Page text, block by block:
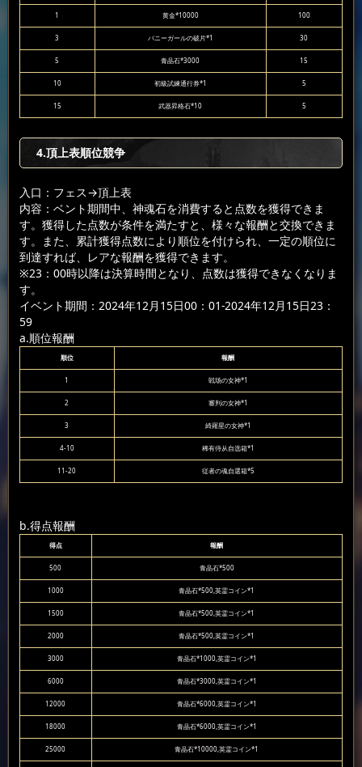
1 黄金*10000 100
3 バニーガールの破片*1 30
5 青晶石*3000 15
10 初級試練通行券*1 5
15 武器昇格石*10 5
4.頂上表順位競争
入口：フェス→頂上表
内容：ベント期間中、神魂石を消費すると点数を獲得できま
す。獲得した点数が条件を満たすと、様々な報酬と交換できま
す。また、累計獲得点数により順位を付けられ、一定の順位に
到達すれば、レアな報酬を獲得できます。
※23：00時以降は決算時間となり、点数は獲得できなくなりま
す。
イベント期間：2024年12月15日00：01-2024年12月15日23：
59
a.順位報酬
順位 報酬
1 戦场の女神*1
2 審判の女神*1
3 綺羅星の女神*1
4-10 稀有侍从自选箱*1
11-20 従者の魂自選箱*5
b.得点報酬
得点 報酬
500 青晶石*500
1000 青晶石*500,英霊コイン*1
1500 青晶石*500,英霊コイン*1
2000 青晶石*500,英霊コイン*1
3000 青晶石*1000,英霊コイン*1
6000 青晶石*3000,英霊コイン*1
12000 青晶石*6000,英霊コイン*1
18000 青晶石*6000,英霊コイン*1
25000 青晶石*10000,英霊コイン*1